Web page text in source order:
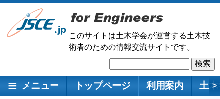
メ
ン
このサイトは土木学会が運営する土木技
術者のための情報交流サイトです。
索
メインナビゲーション
メニュー トップページ 利用案内 土 >